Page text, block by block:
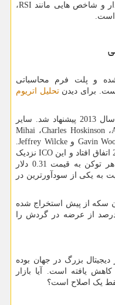
و شاخص هایی مانند RSI،
است.
و پلت فرم محاسباتی
است. برای دیدنتحلیل اتریوم
در سال 2013 پیشنهاد شد. سایر
،Charles Hoskinson، Mihai
Gavin وJeffrey Wilcke
.
ICOنزدیک
به 16 میلیون دلار جمع آوری کرد که هر توکن به قیمت 0.31 دلار
به یکی از سودآورترین در
جولای 2015 با 72 میلیون سکه از پیش استخراج شده
اندازی شد که در حال حاضر 65 درصد از عرضه در گردش را
بزرگ در جهان بوده
یافته است. آیا بازار
یک اصلاح است؟